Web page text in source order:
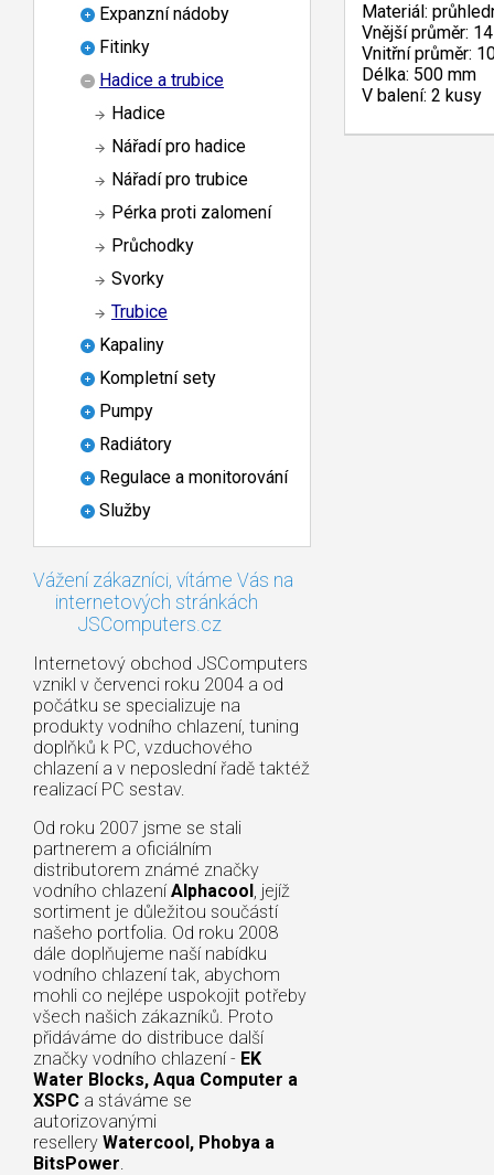
Expanzní nádoby
Fitinky
Hadice a trubice
Hadice
Nářadí pro hadice
Nářadí pro trubice
Pérka proti zalomení
Průchodky
Svorky
Trubice
Kapaliny
Kompletní sety
Pumpy
Radiátory
Regulace a monitorování
Služby
Vážení zákazníci, vítáme Vás na
internetových stránkách
JSComputers.cz
Internetový obchod JSComputers
vznikl v červenci roku 2004 a od
počátku se specializuje na
produkty vodního chlazení, tuning
doplňků k PC, vzduchového
chlazení a v neposlední řadě taktéž
realizací PC sestav.
Od roku 2007 jsme se stali
partnerem a oficiálním
distributorem známé značky
vodního chlazení Alphacool, jejíž
sortiment je důležitou součástí
našeho portfolia. Od roku 2008
dále doplňujeme naší nabídku
vodního chlazení tak, abychom
mohli co nejlépe uspokojit potřeby
všech našich zákazníků. Proto
přidáváme do distribuce další
značky vodního chlazení - EK
Water Blocks, Aqua Computer a
XSPC a stáváme se
autorizovanými
resellery Watercool, Phobya a
BitsPower.
Materiál:
Vnější průměr:
Vnitřní průměr:
Délka: 500 mm
V balení: 2 kusy